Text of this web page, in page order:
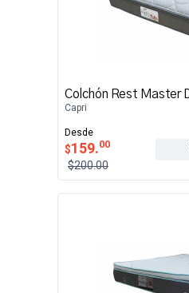
Colchón Rest Master
Capri
Desde
$159.00
$200.00